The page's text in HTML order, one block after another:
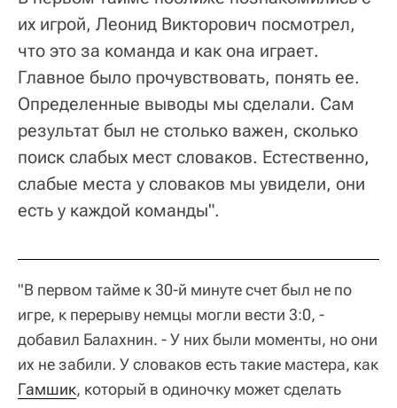
их игрой, Леонид Викторович посмотрел,
что это за команда и как она играет.
Главное было прочувствовать, понять ее.
Определенные выводы мы сделали. Сам
результат был не столько важен, сколько
поиск слабых мест словаков. Естественно,
слабые места у словаков мы увидели, они
есть у каждой команды".
"В первом тайме к 30-й минуте счет был не по
игре, к перерыву немцы могли вести 3:0, -
добавил Балахнин. - У них были моменты, но они
их не забили. У словаков есть такие мастера, как
Гамшик, который в одиночку может сделать